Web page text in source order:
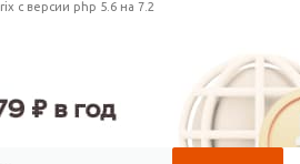
с версии php 5.6 на 7.2